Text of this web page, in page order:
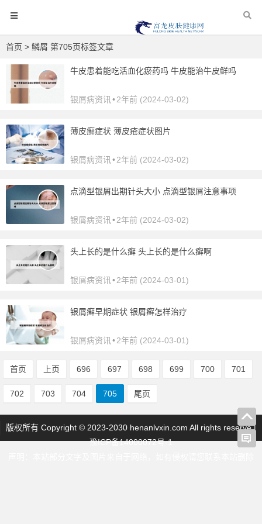
首页 > 鳞屑 第705页标签文章
牛皮患着能吃活血化瘀药吗 牛皮能治牛皮鲜吗
银屑病资讯 •2年前 (2024-03-02)
薄皮癣症状 薄皮疮症状图片
银屑病资讯 •2年前 (2024-03-02)
点滴型银屑出期针头大小 点滴型银屑注意事项
银屑病资讯 •2年前 (2024-03-02)
头上长的是什么癣 头上长的是什么癣啊
银屑病资讯 •2年前 (2024-03-01)
银屑癣早期症状 银屑癣怎样治疗
银屑病资讯 •2年前 (2024-03-01)
首页 上页 696 697 698 699 700 701
702 703 704 705 尾页
版权所有 Copyright © 2023-2030 henanlvxin.com All rights reserve |
豫ICP备14000072号-1